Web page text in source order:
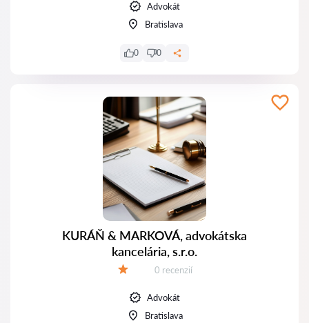
Advokát
Bratislava
0 0
KURÁŇ & MARKOVÁ, advokátska
kancelária, s.r.o.
Recenzií:
0 recenzií
Advokát
Bratislava